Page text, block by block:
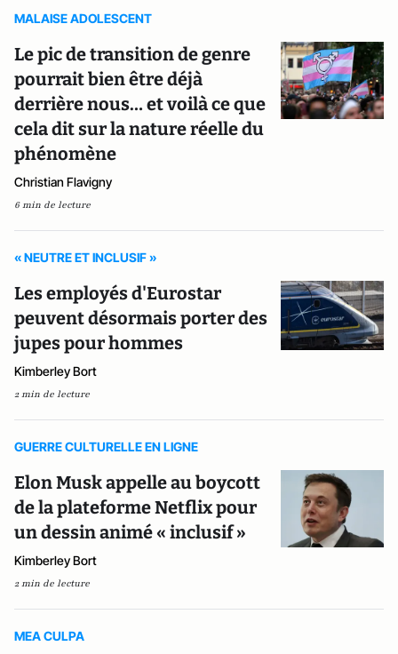
MALAISE ADOLESCENT
Le pic de transition de genre
pourrait bien être déjà
derrière nous… et voilà ce que
cela dit sur la nature réelle du
phénomène
Christian Flavigny
6 min de lecture
« NEUTRE ET INCLUSIF »
Les employés d'Eurostar
peuvent désormais porter des
jupes pour hommes
Kimberley Bort
2 min de lecture
GUERRE CULTURELLE EN LIGNE
Elon Musk appelle au boycott
de la plateforme Netflix pour
un dessin animé « inclusif »
Kimberley Bort
2 min de lecture
MEA CULPA